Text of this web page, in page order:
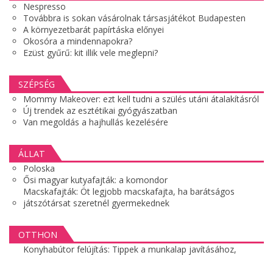
Nespresso
Továbbra is sokan vásárolnak társasjátékot Budapesten
A környezetbarát papírtáska előnyei
Okosóra a mindennapokra?
Ezüst gyűrű: kit illik vele meglepni?
SZÉPSÉG
Mommy Makeover: ezt kell tudni a szülés utáni átalakításról
Új trendek az esztétikai gyógyászatban
Van megoldás a hajhullás kezelésére
ÁLLAT
Poloska
Ősi magyar kutyafajták: a komondor
Macskafajták: Öt legjobb macskafajta, ha barátságos
játszótársat szeretnél gyermekednek
OTTHON
Konyhabútor felújítás: Tippek a munkalap javításához,